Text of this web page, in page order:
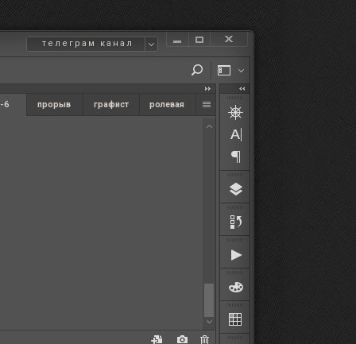
телеграм канал
6 прорыв графист ролевая